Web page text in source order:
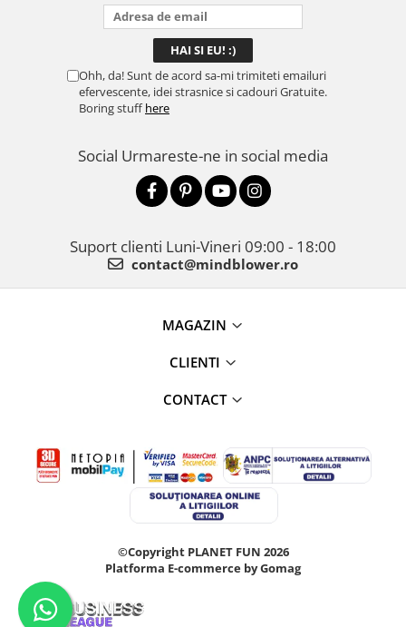
Ohh, da! Sunt de acord sa-mi trimiteti emailuri
efervescente, idei strasnice si cadouri Gratuite.
Boring stuffhere
Social Urmareste-ne in social media
Suport clienti Luni-Vineri 09:00 - 18:00
contact@mindblower.ro
MAGAZIN
CLIENTI
CONTACT
©Copyright PLANET FUN 2026
Platforma E-commerce by Gomag